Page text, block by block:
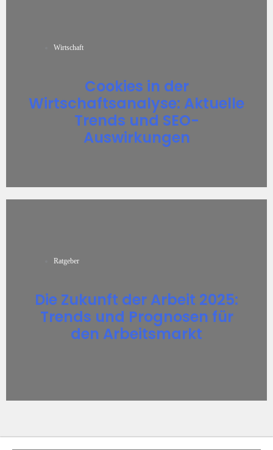
Wirtschaft
Cookies in der
Wirtschaftsanalyse: Aktuelle
Trends und SEO-
Auswirkungen
Ratgeber
Die Zukunft der Arbeit 2025:
Trends und Prognosen für
den Arbeitsmarkt